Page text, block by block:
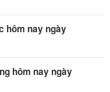
hôm nay ngày
hôm nay ngày